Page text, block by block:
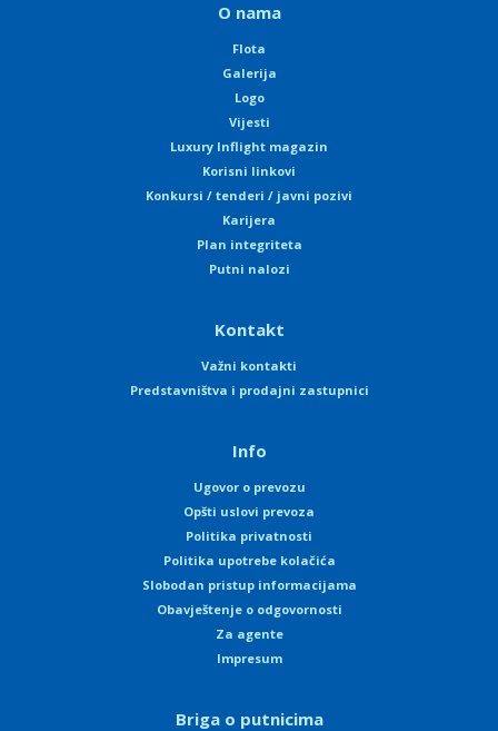
O nama
Flota
Galerija
Logo
Vijesti
Luxury Inflight magazin
Korisni linkovi
Konkursi / tenderi / javni pozivi
Karijera
Plan integriteta
Putni nalozi
Kontakt
Važni kontakti
Predstavništva i prodajni zastupnici
Info
Ugovor o prevozu
Opšti uslovi prevoza
Politika privatnosti
Politika upotrebe kolačića
Slobodan pristup informacijama
Obavještenje o odgovornosti
Za agente
Impresum
Briga o putnicima